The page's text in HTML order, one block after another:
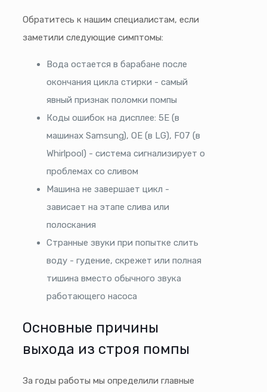
Обратитесь к нашим специалистам, если
заметили следующие симптомы:
Вода остается в барабане после
окончания цикла стирки - самый
явный признак поломки помпы
Коды ошибок на дисплее: 5E (в
машинах Samsung), OE (в LG), F07 (в
Whirlpool) - система сигнализирует о
проблемах со сливом
Машина не завершает цикл -
зависает на этапе слива или
полоскания
Странные звуки при попытке слить
воду - гудение, скрежет или полная
тишина вместо обычного звука
работающего насоса
Основные причины
выхода из строя помпы
За годы работы мы определили главные